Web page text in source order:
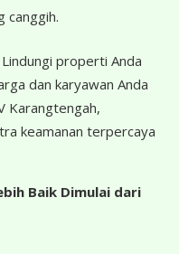
canggih.
properti Anda
dan karyawan Anda
Karangtengah,
keamanan terpercaya
Baik Dimulai dari